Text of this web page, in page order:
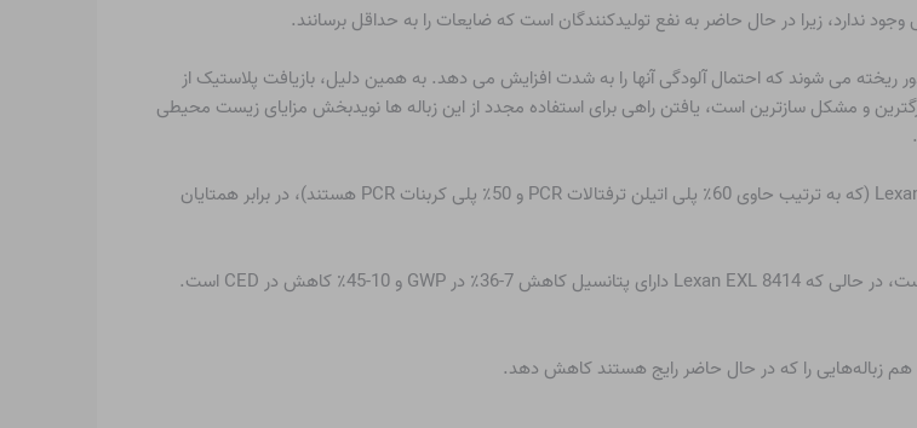
ندارد، زیرا در حال حاضر به نفع تولیدکنندگان است که ضایعات را به حداقل برسانند.
ریخته می شوند که احتمال آلودگی آنها را به شدت افزایش می دهد. به همین دلیل، بازیافت پلاستیک از
و مشکل سازترین است، یافتن راهی برای استفاده مجدد از این زباله ها نویدبخش مزایای زیست محیطی
یک مطالعه موردی با مقایسه اثرات زیست محیطی دو رزین Valox iQ و Lexan EXL 8414 (که به ترتیب حاوی 60٪ پلی اتیلن ترفتالات PCR و 50٪ پلی کربنات PCR هستند)، در برابر همتایان
رزین Valox iQ دارای پتانسیل کاهش 46-49٪ در GWP و 54-57٪ کاهش در CED است، در حالی که Lexan EXL 8414 دارای پتانسیل کاهش 7-36٪ در GWP و 10-45٪ کاهش در CED است.